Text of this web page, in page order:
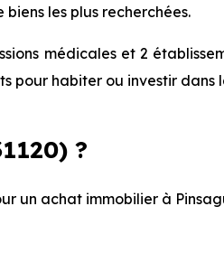
les plus recherchées.
médicales et 2
pour habiter ou investir dans
?
un achat immobilier à